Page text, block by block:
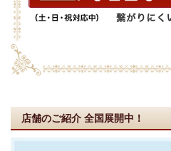
店舗のご紹介 全国展開中！